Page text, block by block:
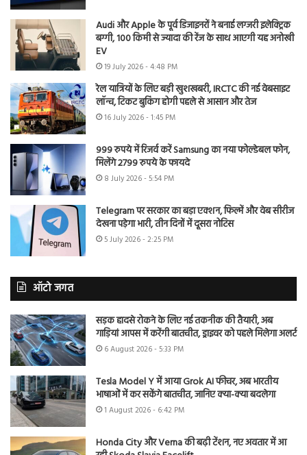
Audi और Apple के पूर्व डिजाइनरों ने बनाई लग्जरी इलेक्ट्रिक
बग्गी, 100 किमी से ज्यादा की रेंज के साथ आएगी यह अनोखी
EV
19 July 2026 - 4:48 PM
रेल यात्रियों के लिए बड़ी खुशखबरी, IRCTC की नई वेबसाइट
लॉन्च, टिकट बुकिंग होगी पहले से आसान और तेज
16 July 2026 - 1:45 PM
999 रुपये में रिजर्व करें Samsung का नया फोल्डेबल फोन,
मिलेंगे 2799 रुपये के फायदे
8 July 2026 - 5:54 PM
Telegram पर सरकार का बड़ा एक्शन, फिल्में और वेब सीरीज
देखना पड़ेगा भारी, तीन दिनों में दूसरा नोटिस
5 July 2026 - 2:25 PM
ऑटो जगत
सड़क हादसे रोकने के लिए नई तकनीक की तैयारी, अब
गाड़ियां आपस में करेंगी बातचीत, ड्राइवर को पहले मिलेगा अलर्ट
6 August 2026 - 5:33 PM
Tesla Model Y में आया Grok AI फीचर, अब भारतीय
भाषाओं में कर सकेंगे बातचीत, जानिए क्या-क्या बदलेगा
1 August 2026 - 6:42 PM
Honda City और Verna की बढ़ी टेंशन, नए अवतार में आ